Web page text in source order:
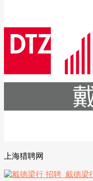
上海猎聘网